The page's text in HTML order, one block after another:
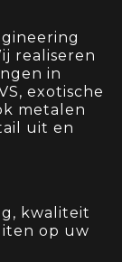
realiseren
in
exotische
metalen
uit en
kwaliteit
op uw